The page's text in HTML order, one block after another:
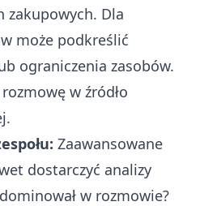
zakupowych. Dla
może podkreślić
ograniczenia zasobów.
w źródło
Zaawansowane
dostarczyć analizy
w rozmowie?